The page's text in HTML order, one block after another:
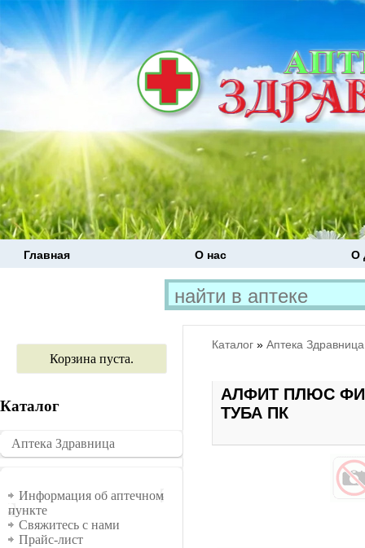
Главная О нас О
Корзина пуста.
Каталог
�������
Аптека Здравница
Информация
Информация об аптечном
пункте
Свяжитесь с нами
Прайс-лист
Каталог » Аптека Здравница
АЛФИТ ПЛЮС
ТУБА ПК